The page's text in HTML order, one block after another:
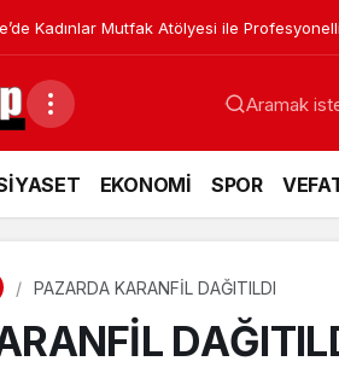
Kadınlar Mutfak Atölyesi ile
EKONOMİ SPOR
PAZARDA KARANFİL DAĞITILDI